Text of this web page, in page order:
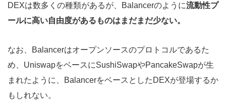
DEXは数多くの種類があるが、Balancerのように流動性プ
ールに高い自由度があるものはまだまだ少ない。
なお、Balancerはオープンソースのプロトコルであるた
め、UniswapをベースにSushiSwapやPancakeSwapが生
まれたように、BalancerをベースとしたDEXが登場するか
もしれない。